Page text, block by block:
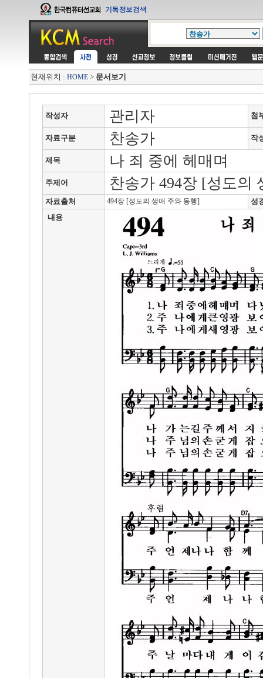
현재위치 : HOME > 문서보기
작성자 관리자 첨
자료구분 찬송가 작
제목 나 죄 중에 헤매며
주제어 찬송가 494장 [성도의
자료출처 494장 [성도의 생애 주와 동행]
성
내용